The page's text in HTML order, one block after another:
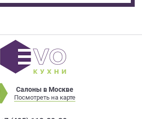
Салоны в Москве
Посмотреть на карте